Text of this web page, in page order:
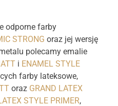
odporne farby
STRONG oraz jej wersję
polecamy emalie
i ENAMEL STYLE
farby lateksowe,
oraz GRAND LATEX
STYLE PRIMER,